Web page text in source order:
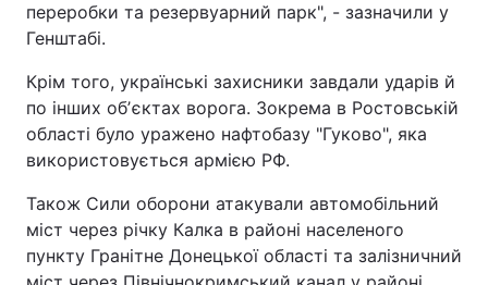
переробки та резервуарний парк", - зазначили у
Генштабі.
Крім того, українські захисники завдали ударів й
по інших обʼєктах ворога. Зокрема в Ростовській
області було уражено нафтобазу "Гуково", яка
використовується армією РФ.
Також Сили оборони атакували автомобільний
міст через річку Калка в районі населеного
пункту Гранітне Донецької області та залізничний